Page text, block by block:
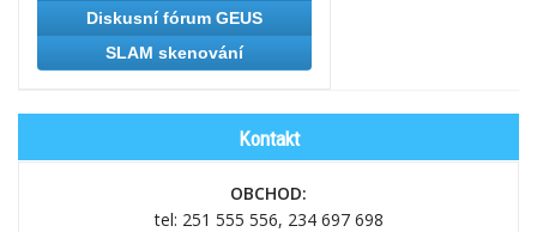
Diskusní fórum GEUS
SLAM skenování
Kontakt
OBCHOD:
tel: 251 555 556, 234 697 698